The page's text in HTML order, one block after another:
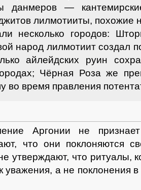
данмеров —
лилмотииты, похожие
несколько городов:
народ лилмотиит создал
айлейдских руин
Чёрная Роза же
во время правления
Аргонии не
что они поклоняются
утверждают, что ритуалы,
уважения, а не поклонения